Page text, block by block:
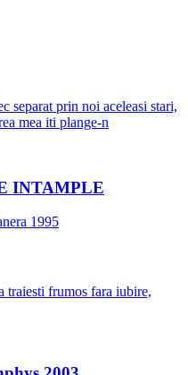
separat prin noi aceleasi stari,
mea iti plange-n
INTAMPLE
1995
traiesti frumos fara iubire,